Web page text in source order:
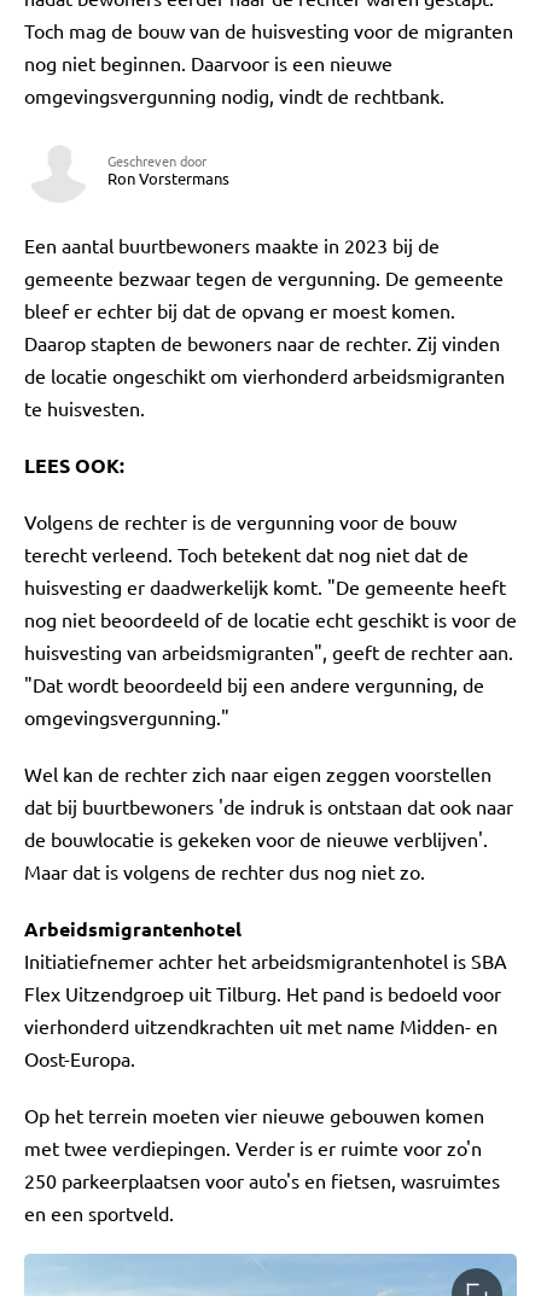
Toch mag de bouw van de huisvesting voor de migranten
nog niet beginnen. Daarvoor is een nieuwe
omgevingsvergunning nodig, vindt de rechtbank.
Geschreven door
Ron Vorstermans
Een aantal buurtbewoners maakte in 2023 bij de
gemeente bezwaar tegen de vergunning. De gemeente
bleef er echter bij dat de opvang er moest komen.
Daarop stapten de bewoners naar de rechter. Zij vinden
de locatie ongeschikt om vierhonderd arbeidsmigranten
te huisvesten.
LEES OOK:
Volgens de rechter is de vergunning voor de bouw
terecht verleend. Toch betekent dat nog niet dat de
huisvesting er daadwerkelijk komt. "De gemeente heeft
nog niet beoordeeld of de locatie echt geschikt is voor de
huisvesting van arbeidsmigranten", geeft de rechter aan.
"Dat wordt beoordeeld bij een andere vergunning, de
omgevingsvergunning."
Wel kan de rechter zich naar eigen zeggen voorstellen
dat bij buurtbewoners 'de indruk is ontstaan dat ook naar
de bouwlocatie is gekeken voor de nieuwe verblijven'.
Maar dat is volgens de rechter dus nog niet zo.
Arbeidsmigrantenhotel
Initiatiefnemer achter het arbeidsmigrantenhotel is SBA
Flex Uitzendgroep uit Tilburg. Het pand is bedoeld voor
vierhonderd uitzendkrachten uit met name Midden- en
Oost-Europa.
Op het terrein moeten vier nieuwe gebouwen komen
met twee verdiepingen. Verder is er ruimte voor zo'n
250 parkeerplaatsen voor auto's en fietsen, wasruimtes
en een sportveld.